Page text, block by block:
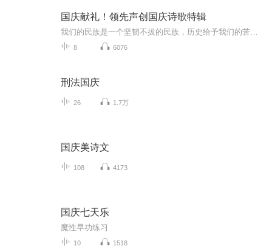
国庆献礼！领先声创国庆诗歌特辑
8 6076
刑法国庆
26 1.7万
国庆美诗文
108 4173
国庆七天乐
魔性早功练习
10 1518